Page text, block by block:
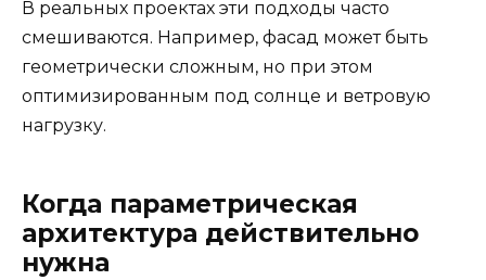
В реальных проектах эти подходы часто
смешиваются. Например, фасад может быть
геометрически сложным, но при этом
оптимизированным под солнце и ветровую
нагрузку.
Когда параметрическая
архитектура действительно
нужна